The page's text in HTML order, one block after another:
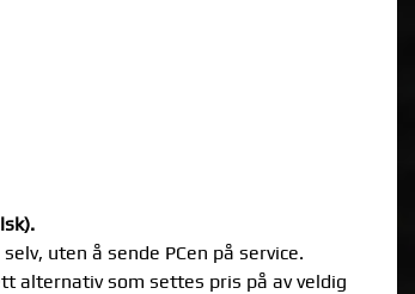
uten å sende PCen på service.
alternativ som settes pris på av veldig